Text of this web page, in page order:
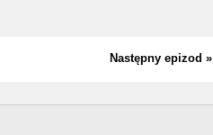
Następny epizod »